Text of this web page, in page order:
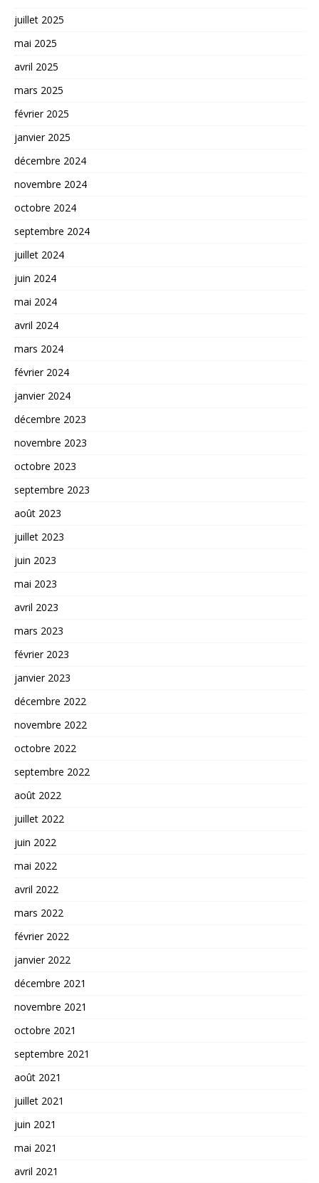
juillet 2025
mai 2025
avril 2025
mars 2025
février 2025
janvier 2025
décembre 2024
novembre 2024
octobre 2024
septembre 2024
juillet 2024
juin 2024
mai 2024
avril 2024
mars 2024
février 2024
janvier 2024
décembre 2023
novembre 2023
octobre 2023
septembre 2023
août 2023
juillet 2023
juin 2023
mai 2023
avril 2023
mars 2023
février 2023
janvier 2023
décembre 2022
novembre 2022
octobre 2022
septembre 2022
août 2022
juillet 2022
juin 2022
mai 2022
avril 2022
mars 2022
février 2022
janvier 2022
décembre 2021
novembre 2021
octobre 2021
septembre 2021
août 2021
juillet 2021
juin 2021
mai 2021
avril 2021